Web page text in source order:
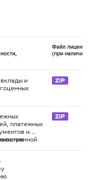
Файл лицензии
(при наличии)
и
платежных
и
без
счетов,